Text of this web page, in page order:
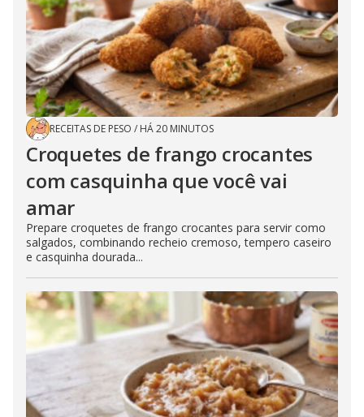
RECEITAS DE PESO / HÁ 20 MINUTOS
Croquetes de frango crocantes
com casquinha que você vai
amar
Prepare croquetes de frango crocantes para servir como
salgados, combinando recheio cremoso, tempero caseiro
e casquinha dourada...